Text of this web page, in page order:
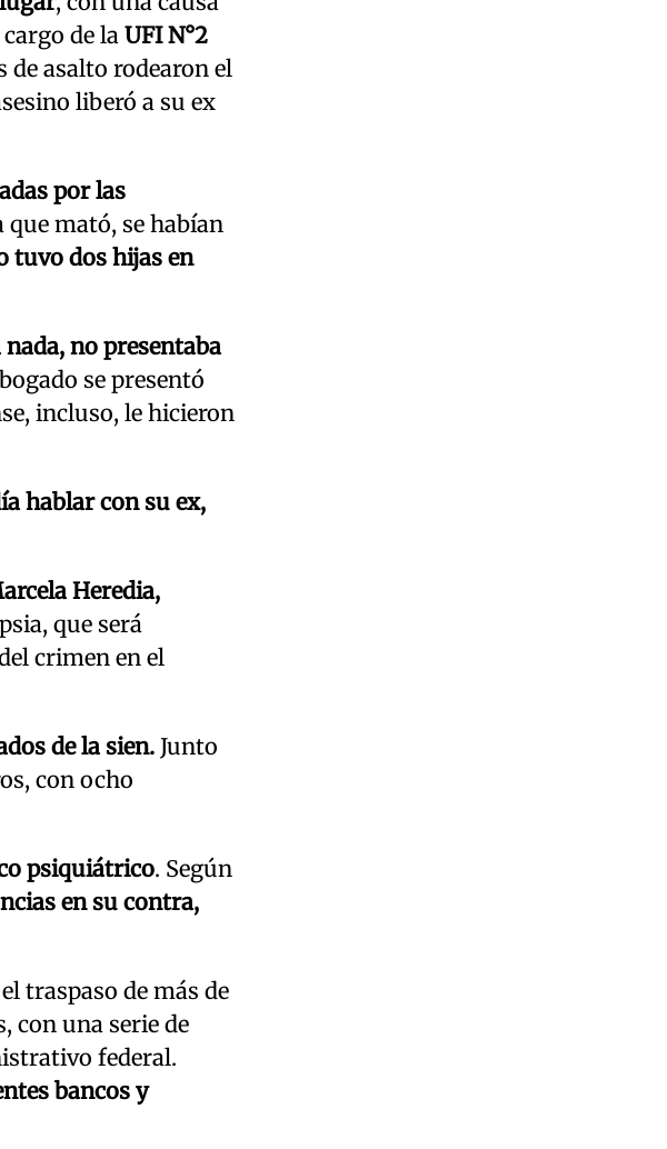
de la UFI N°2
de asalto rodearon el
liberó a su ex
por las
que mató, se habían
tuvo dos hijas en
no presentaba
se presentó
incluso, le hicieron
hablar con su ex,
Heredia,
que será
crimen en el
de la sien. Junto
con ocho
psiquiátrico. Según
en su contra,
traspaso de más de
con una serie de
federal.
bancos y